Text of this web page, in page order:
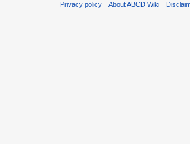
Privacy policy About ABCD Wiki